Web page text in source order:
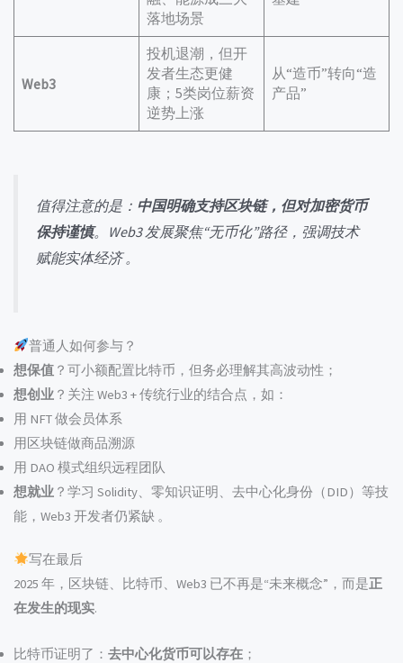
落地场景
Web3
投机退潮，但开
发者生态更健
康；5类岗位薪资
逆势上涨
从“造币”转向“造
产品”
值得注意的是： 中国明确支持区块链，但对加密货币
保持谨慎。Web3 发展聚焦“无币化”路径，强调技术
赋能实体经济 。
普通人如何参与？
想保值 ？可小额配置比特币，但务必理解其高波动性；
想创业 ？关注 Web3 + 传统行业的结合点，如：
用 NFT 做会员体系
用区块链做商品溯源
用 DAO 模式组织远程团队
想就业 ？学习 Solidity、零知识证明、去中心化身份（DID）等技
能，Web3 开发者仍紧缺 。
写在最后
2025 年，区块链、比特币、Web3 已不再是“未来概念”，而是正
在发生的现实.
比特币证明了： 去中心化货币可以存在 ；